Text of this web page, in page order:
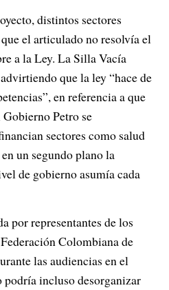
distintos sectores
el articulado no resolvía el
a la Ley. La Silla Vacía
que la ley “hace de
en referencia a que
Petro se
sectores como salud
un segundo plano la
de gobierno asumía cada
por representantes de los
Colombiana de
las audiencias en el
podría incluso desorganizar